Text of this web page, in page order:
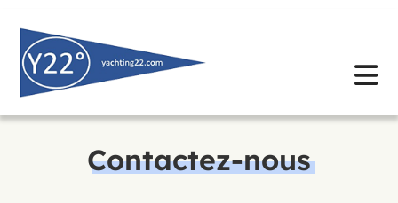
content
Contactez-nous